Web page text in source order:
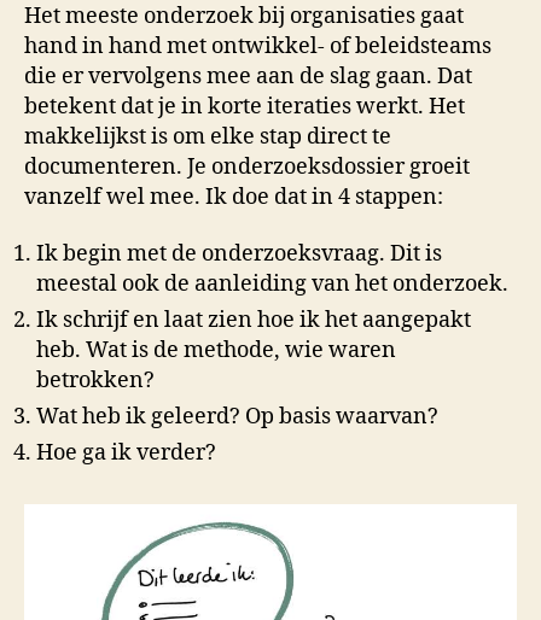
Het meeste onderzoek bij organisaties gaat
hand in hand met ontwikkel- of beleidsteams
die er vervolgens mee aan de slag gaan. Dat
betekent dat je in korte iteraties werkt. Het
makkelijkst is om elke stap direct te
documenteren. Je onderzoeksdossier groeit
vanzelf wel mee. Ik doe dat in 4 stappen:
Ik begin met de onderzoeksvraag. Dit is
meestal ook de aanleiding van het onderzoek.
Ik schrijf en laat zien hoe ik het aangepakt
heb. Wat is de methode, wie waren
betrokken?
Wat heb ik geleerd? Op basis waarvan?
Hoe ga ik verder?